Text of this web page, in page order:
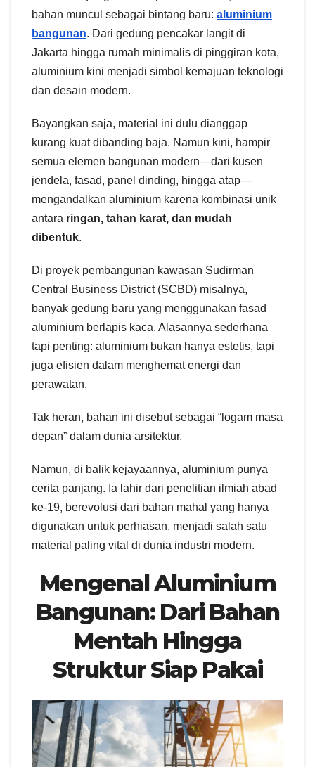
bahan muncul sebagai bintang baru: aluminium
bangunan. Dari gedung pencakar langit di
Jakarta hingga rumah minimalis di pinggiran kota,
aluminium kini menjadi simbol kemajuan teknologi
dan desain modern.
Bayangkan saja, material ini dulu dianggap
kurang kuat dibanding baja. Namun kini, hampir
semua elemen bangunan modern—dari kusen
jendela, fasad, panel dinding, hingga atap—
mengandalkan aluminium karena kombinasi unik
antara ringan, tahan karat, dan mudah
dibentuk.
Di proyek pembangunan kawasan Sudirman
Central Business District (SCBD) misalnya,
banyak gedung baru yang menggunakan fasad
aluminium berlapis kaca. Alasannya sederhana
tapi penting: aluminium bukan hanya estetis, tapi
juga efisien dalam menghemat energi dan
perawatan.
Tak heran, bahan ini disebut sebagai “logam masa
depan” dalam dunia arsitektur.
Namun, di balik kejayaannya, aluminium punya
cerita panjang. Ia lahir dari penelitian ilmiah abad
ke-19, berevolusi dari bahan mahal yang hanya
digunakan untuk perhiasan, menjadi salah satu
material paling vital di dunia industri modern.
Mengenal Aluminium
Bangunan: Dari Bahan
Mentah Hingga
Struktur Siap Pakai